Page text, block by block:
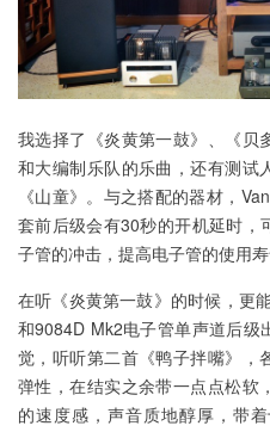
我选择了《炎黄第一鼓》、《贝
和大编制乐队的乐曲，还有测试
《山童》。与之搭配的器材，
套前后级会有30秒的开机延时，
子管的冲击，提高电子管的使用寿
在听《炎黄第一鼓》的时候，更
和9084D Mk2电子管单声道后级
觉，听听第二首《鸭子拌嘴》，
弹性，在结实之余带一点点松软
的速度感，声音质地醇厚，带